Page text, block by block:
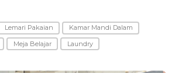
Lemari Pakaian
Kamar Mandi Dalam
Meja Belajar Laundry